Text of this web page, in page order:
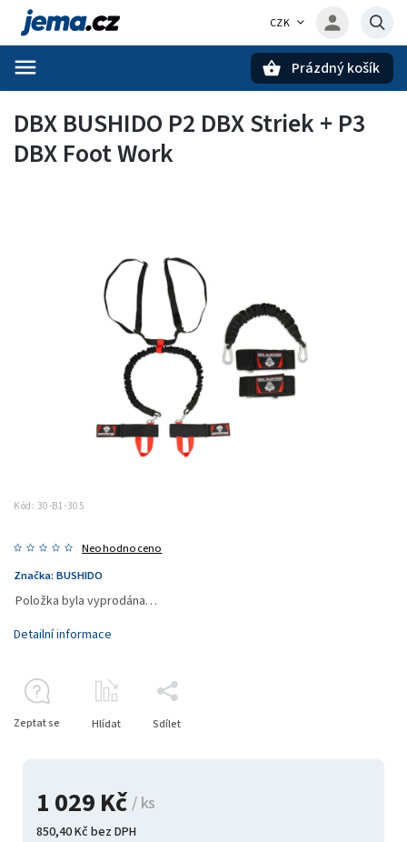
CZK
Prázdný košík
DBX BUSHIDO P2 DBX Striek + P3
DBX Foot Work
Kód: 30-B1-305
Neohodnoceno
Značka: BUSHIDO
1 029 Kč/ ks
850,40 Kč bez DPH
Položka byla vyprodána…
Detailní informace
Zeptat se Hlídat Sdílet